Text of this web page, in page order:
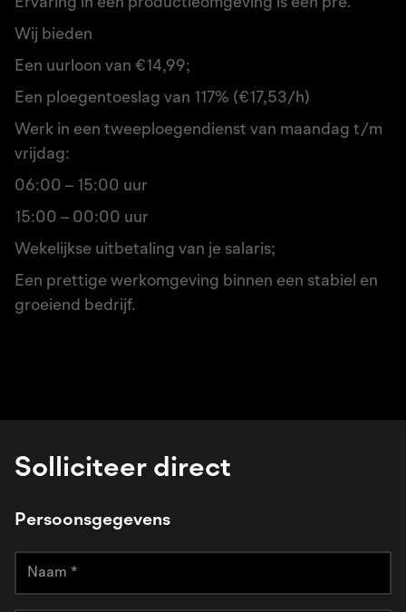
Wij bieden
Een uurloon van €14,99;
Een ploegentoeslag van 117% (€17,53/h)
Werk in een tweeploegendienst van maandag t/m
vrijdag:
06:00 – 15:00 uur
15:00 – 00:00 uur
Wekelijkse uitbetaling van je salaris;
Een prettige werkomgeving binnen een stabiel en
groeiend bedrijf.
Solliciteer direct
Persoonsgegevens